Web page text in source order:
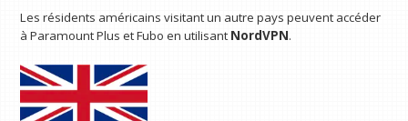
Les résidents américains visitant un autre pays peuvent accéder
à Paramount Plus et Fubo en utilisant NordVPN.